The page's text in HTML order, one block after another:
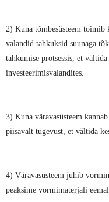
2) Kuna tõmbesüsteem toimib
valandid tahkuksid suunaga
tahkumise protsessis, et
investeerimisvalandites.
3) Kuna väravasüsteem
piisavalt tugevust, et vältida
4) Väravasüsteem juhib
peaksime vormimaterjali